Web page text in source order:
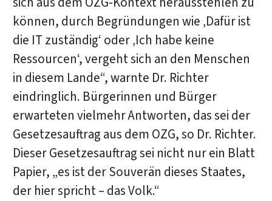
können, durch Begründungen wie ‚Dafür ist
die IT zuständig‘ oder ‚Ich habe keine
Ressourcen‘, vergeht sich an den Menschen
in diesem Lande“, warnte Dr. Richter
eindringlich. Bürgerinnen und Bürger
erwarteten vielmehr Antworten, das sei der
Gesetzesauftrag aus dem OZG, so Dr. Richter.
Dieser Gesetzesauftrag sei nicht nur ein Blatt
Papier, „es ist der Souverän dieses Staates,
der hier spricht – das Volk.“